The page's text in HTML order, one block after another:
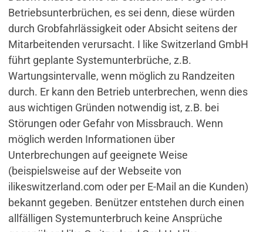
Betriebsunterbrüchen, es sei denn, diese würden
durch Grobfahrlässigkeit oder Absicht seitens der
Mitarbeitenden verursacht. I like Switzerland GmbH
führt geplante Systemunterbrüche, z.B.
Wartungsintervalle, wenn möglich zu Randzeiten
durch. Er kann den Betrieb unterbrechen, wenn dies
aus wichtigen Gründen notwendig ist, z.B. bei
Störungen oder Gefahr von Missbrauch. Wenn
möglich werden Informationen über
Unterbrechungen auf geeignete Weise
(beispielsweise auf der Webseite von
ilikeswitzerland.com oder per E-Mail an die Kunden)
bekannt gegeben. Benützer entstehen durch einen
allfälligen Systemunterbruch keine Ansprüche